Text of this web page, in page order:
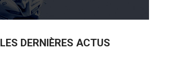
LES DERNIÈRES ACTUS